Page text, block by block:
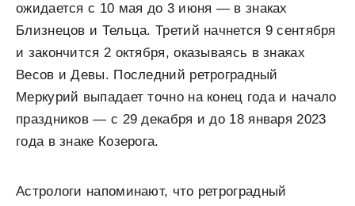
ожидается с 10 мая до 3 июня — в знаках
Близнецов и Тельца. Третий начнется 9 сентября
и закончится 2 октября, оказываясь в знаках
Весов и Девы. Последний ретроградный
Меркурий выпадает точно на конец года и начало
праздников — с 29 декабря и до 18 января 2023
года в знаке Козерога.
Астрологи напоминают, что ретроградный